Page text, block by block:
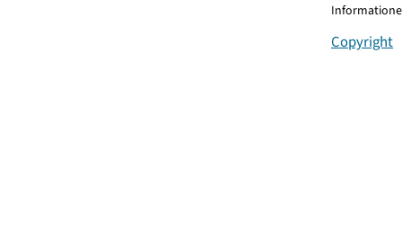
Copyright